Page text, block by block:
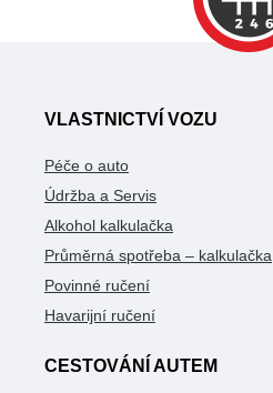
VLASTNICTVÍ VOZU
Péče o auto
Údržba a Servis
Alkohol kalkulačka
Průměrná spotřeba – kalkulačka
Povinné ručení
Havarijní ručení
CESTOVÁNÍ AUTEM